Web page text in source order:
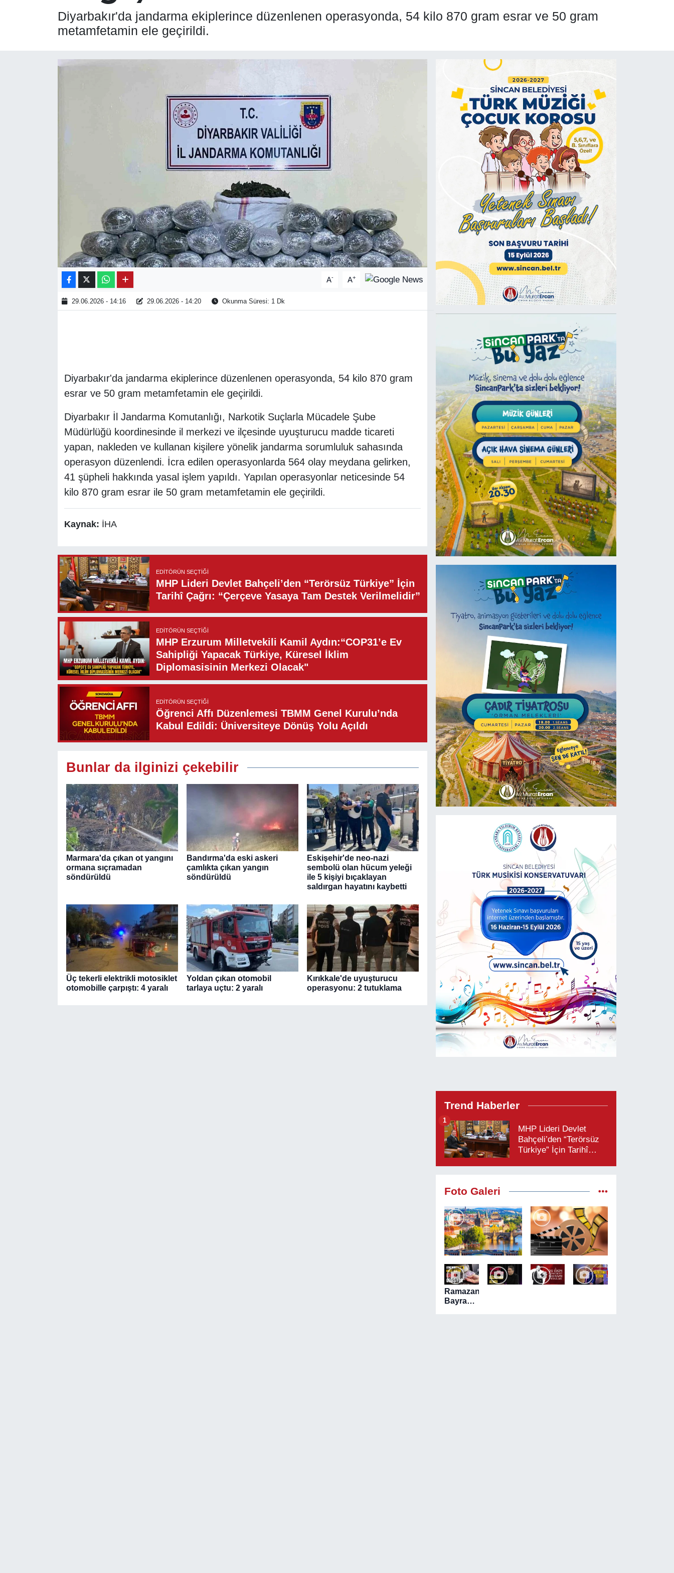
Diyarbakır'da jandarma ekiplerince düzenlenen operasyonda, 54 kilo 870 gram esrar ve 50 gram
metamfetamin ele geçirildi.
A- A+
29.06.2026 - 14:16 29.06.2026 - 14:20 Okunma Süresi: 1 Dk
Diyarbakır'da jandarma ekiplerince düzenlenen operasyonda, 54 kilo 870 gram
esrar ve 50 gram metamfetamin ele geçirildi.
Diyarbakır İl Jandarma Komutanlığı, Narkotik Suçlarla Mücadele Şube
Müdürlüğü koordinesinde il merkezi ve ilçesinde uyuşturucu madde ticareti
yapan, nakleden ve kullanan kişilere yönelik jandarma sorumluluk sahasında
operasyon düzenlendi. İcra edilen operasyonlarda 564 olay meydana gelirken,
41 şüpheli hakkında yasal işlem yapıldı. Yapılan operasyonlar neticesinde 54
kilo 870 gram esrar ile 50 gram metamfetamin ele geçirildi.
Kaynak: İHA
EDITÖRÜN SEÇTIĞI
MHP Lideri Devlet Bahçeli’den “Terörsüz Türkiye” İçin
Tarihî Çağrı: “Çerçeve Yasaya Tam Destek Verilmelidir”
EDITÖRÜN SEÇTIĞI
MHP Erzurum Milletvekili Kamil Aydın:“COP31’e Ev
Sahipliği Yapacak Türkiye, Küresel İklim
Diplomasisinin Merkezi Olacak"
EDITÖRÜN SEÇTIĞI
Öğrenci Affı Düzenlemesi TBMM Genel Kurulu’nda
Kabul Edildi: Üniversiteye Dönüş Yolu Açıldı
Bunlar da ilginizi çekebilir
Marmara'da çıkan ot yangını
ormana sıçramadan
söndürüldü
Bandırma'da eski askeri
çamlıkta çıkan yangın
söndürüldü
Eskişehir'de neo-nazi
sembolü olan hücum yeleği
ile 5 kişiyi bıçaklayan
saldırgan hayatını kaybetti
Üç tekerli elektrikli motosiklet
otomobille çarpıştı: 4 yaralı
Yoldan çıkan otomobil
tarlaya uçtu: 2 yaralı
Kırıkkale'de uyuşturucu
operasyonu: 2 tutuklama
Trend Haberler
MHP Lideri Devlet
Bahçeli’den “Terörsüz
Türkiye” İçin Tarihî
1
Foto Galeri
Ramazan
Bayramı
YAŞAM
KÜLTÜR SANAT